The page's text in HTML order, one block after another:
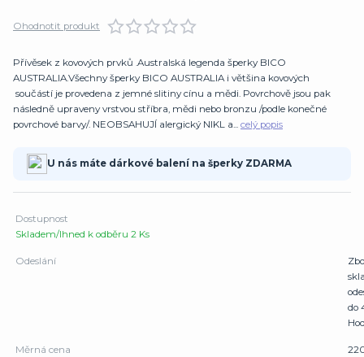
Ohodnotit produkt
Přívěsek z kovových prvků .Australská legenda šperky BICO
AUSTRALIA.Všechny šperky BICO AUSTRALIA i většina kovových
součástí je provedena z jemné slitiny cínu a mědi. Povrchově jsou pak
následně upraveny vrstvou stříbra, mědi nebo bronzu /podle konečné
povrchové barvy/. NEOBSAHUJÍ alergický NIKL a... celý popis
U nás máte dárkové balení na šperky ZDARMA
Dostupnost
Skladem/Ihned k odběru 2 Ks
Odeslání
do
Měrná cena